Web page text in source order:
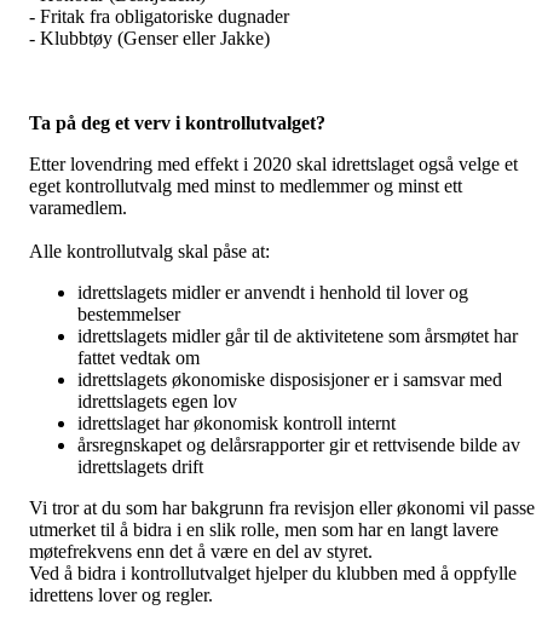
- Fritak fra obligatoriske dugnader
- Klubbtøy (Genser eller Jakke)
Ta på deg et verv i kontrollutvalget?
Etter lovendring med effekt i 2020 skal idrettslaget også velge et
eget kontrollutvalg med minst to medlemmer og minst ett
varamedlem.
Alle kontrollutvalg skal påse at:
idrettslagets midler er anvendt i henhold til lover og
bestemmelser
idrettslagets midler går til de aktivitetene som årsmøtet har
fattet vedtak om
idrettslagets økonomiske disposisjoner er i samsvar med
idrettslagets egen lov
idrettslaget har økonomisk kontroll internt
årsregnskapet og delårsrapporter gir et rettvisende bilde av
idrettslagets drift
Vi tror at du som har bakgrunn fra revisjon eller økonomi vil passe
utmerket til å bidra i en slik rolle, men som har en langt lavere
møtefrekvens enn det å være en del av styret.
Ved å bidra i kontrollutvalget hjelper du klubben med å oppfylle
idrettens lover og regler.